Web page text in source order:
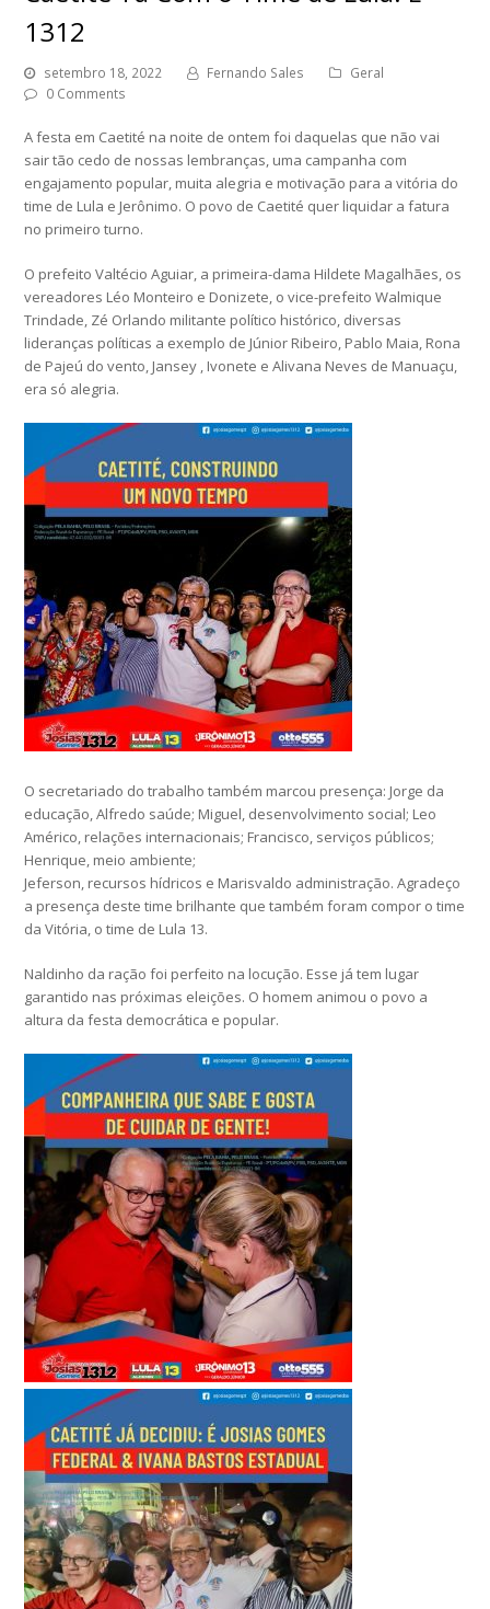
1312
setembro 18, 2022 Fernando Sales
Geral
0 Comments
A festa em Caetité na noite de ontem foi daquelas que não vai
sair tão cedo de nossas lembranças, uma campanha com
engajamento popular, muita alegria e motivação para a vitória do
time de Lula e Jerônimo. O povo de Caetité quer liquidar a fatura
no primeiro turno.
O prefeito Valtécio Aguiar, a primeira-dama Hildete Magalhães, os
vereadores Léo Monteiro e Donizete, o vice-prefeito Walmique
Trindade, Zé Orlando militante político histórico, diversas
lideranças políticas a exemplo de Júnior Ribeiro, Pablo Maia, Rona
de Pajeú do vento, Jansey , Ivonete e Alivana Neves de Manuaçu,
era só alegria.
O secretariado do trabalho também marcou presença: Jorge da
educação, Alfredo saúde; Miguel, desenvolvimento social; Leo
Américo, relações internacionais; Francisco, serviços públicos;
Henrique, meio ambiente;
Jeferson, recursos hídricos e Marisvaldo administração. Agradeço
a presença deste time brilhante que também foram compor o time
da Vitória, o time de Lula 13.
Naldinho da ração foi perfeito na locução. Esse já tem lugar
garantido nas próximas eleições. O homem animou o povo a
altura da festa democrática e popular.